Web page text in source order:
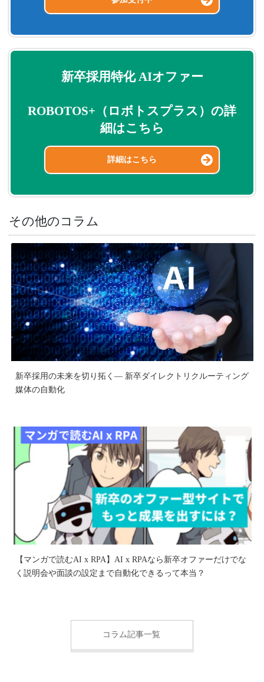
新卒採用特化 AIオファー
ROBOTOS+（ロボトスプラス）の詳
細はこちら
詳細はこちら
その他のコラム
新卒採用の未来を切り拓く― 新卒ダイレクトリクルーティング
媒体の自動化
【マンガで読むAI x RPA】AI x RPAなら新卒オファーだけでな
く説明会や面談の設定まで自動化できるって本当？
コラム記事一覧